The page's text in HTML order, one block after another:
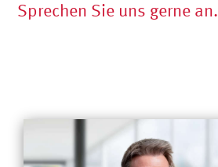
Sprechen Sie uns gerne an.